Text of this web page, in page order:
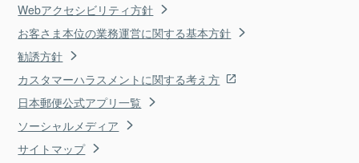
Webアクセシビリティ方針
お客さま本位の業務運営に関する基本方針
勧誘方針
カスタマーハラスメントに関する考え方
日本郵便公式アプリ一覧
ソーシャルメディア
サイトマップ